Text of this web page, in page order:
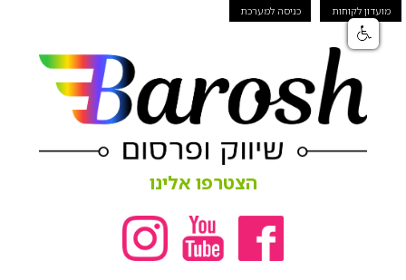
מועדון לקוחות כניסה למערכת
הצטרפו אלינו